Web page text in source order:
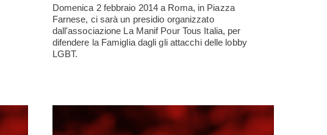
Domenica 2 febbraio 2014 a Roma, in Piazza
Farnese, ci sarà un presidio organizzato
dall'associazione La Manif Pour Tous Italia, per
difendere la Famiglia dagli gli attacchi delle lobby
LGBT.